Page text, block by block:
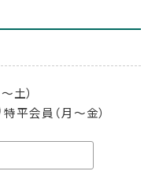
土）
特平会員（月〜金）